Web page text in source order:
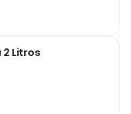
2 Litros